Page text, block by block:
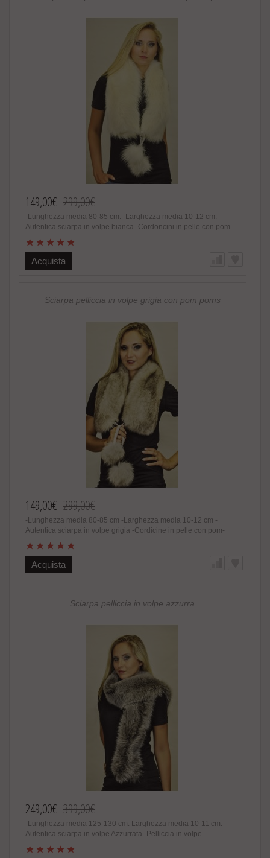
149,00€ 299,00€
-Lunghezza media 80-85 cm. -Larghezza media 10-12 cm. -
Autentica sciarpa in volpe bianca -Cordoncini in pelle con pom-
scandinava bianca naturale -Ideale anche per matrimoni o
cerimonie -Colore bianco assolutamente naturale -Estremamente
calda e soffice, alla moda -Foderata internamente in raso -Fatto
in pelliccia riceverete un magnifico regalo.
Acquista
Sciarpa pelliccia in volpe grigia con pom poms
149,00€ 299,00€
-Lunghezza media 80-85 cm -Larghezza media 10-12 cm -
Autentica sciarpa in volpe grigia -Cordicine in pelle con pom-
naturale -Colore e sfumature grigio-zaffiro assolutamente naturali
-Estremamente calda e soffice, alla moda -Foderata internamente
in raso -Fatto in Italia. Brand Amica snc -Altissima qualita‘
http://www.amifur.it/sciarpa-pelliccia-visone-nero-regalo ..
Acquista
Sciarpa pelliccia in volpe azzurra
249,00€ 399,00€
-Lunghezza media 125-130 cm. Larghezza media 10-11 cm. -
Autentica sciarpa in volpe Azzurrata -Pelliccia in volpe
Estremamente calda e soffice, alla moda -Foderata internamente